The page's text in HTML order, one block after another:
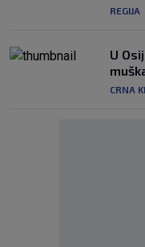
REGIJA
U
CRNA